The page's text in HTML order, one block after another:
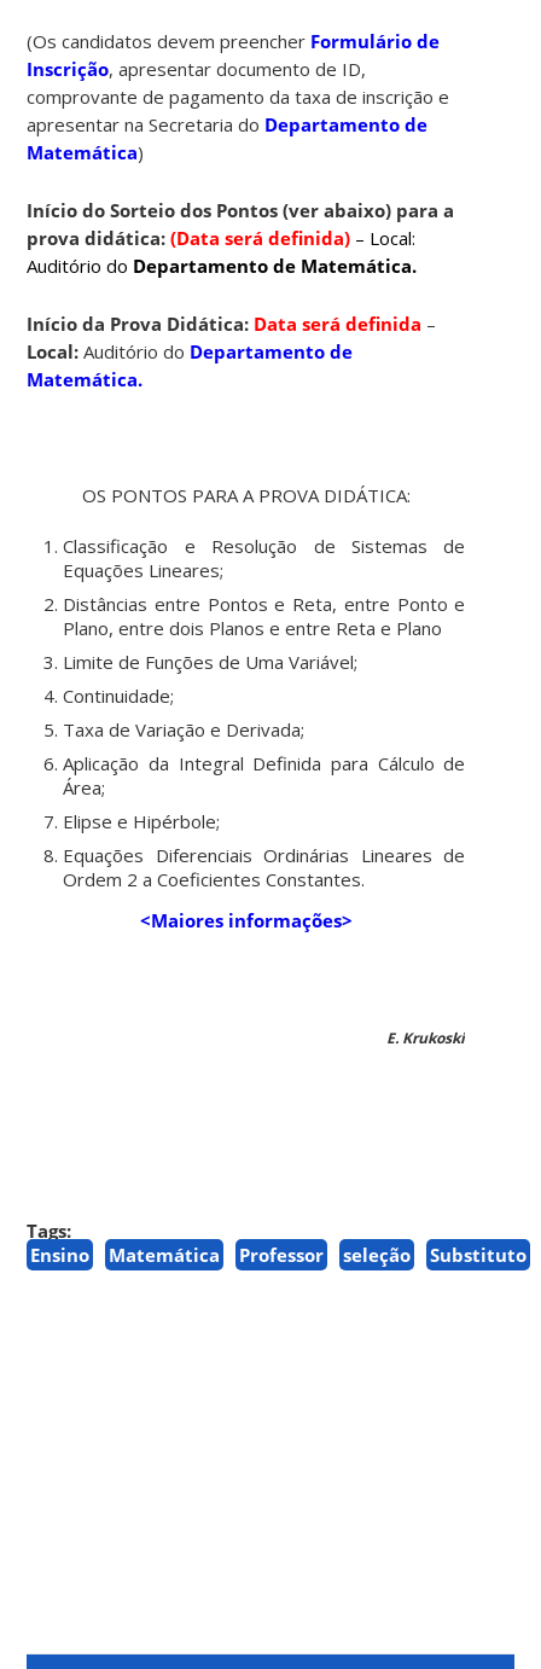
(Os candidatos devem preencher Formulário de
Inscrição, apresentar documento de ID,
comprovante de pagamento da taxa de inscrição e
apresentar na Secretaria do Departamento de
Matemática)
Início do Sorteio dos Pontos (ver abaixo) para a
prova didática: (Data será definida) – Local:
Auditório do Departamento de Matemática.
Início da Prova Didática: Data será definida –
Local: Auditório do Departamento de
Matemática.
OS PONTOS PARA A PROVA DIDÁTICA:
Classificação e Resolução de Sistemas de
Equações Lineares;
Distâncias entre Pontos e Reta, entre Ponto e
Plano, entre dois Planos e entre Reta e Plano
Limite de Funções de Uma Variável;
Continuidade;
Taxa de Variação e Derivada;
Aplicação da Integral Definida para Cálculo de
Área;
Elipse e Hipérbole;
Equações Diferenciais Ordinárias Lineares de
Ordem 2 a Coeficientes Constantes.
<Maiores informações>
E. Krukoski
Tags:
Ensino
Matemática Professor seleção Substituto